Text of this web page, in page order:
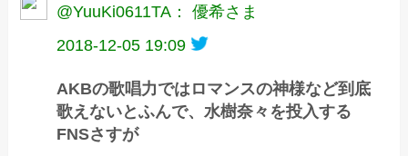
@YuuKi0611TA： 優希さま
2018-12-05 19:09
AKBの歌唱力ではロマンスの神様など到底
歌えないとふんで、水樹奈々を投入する
FNSさすが